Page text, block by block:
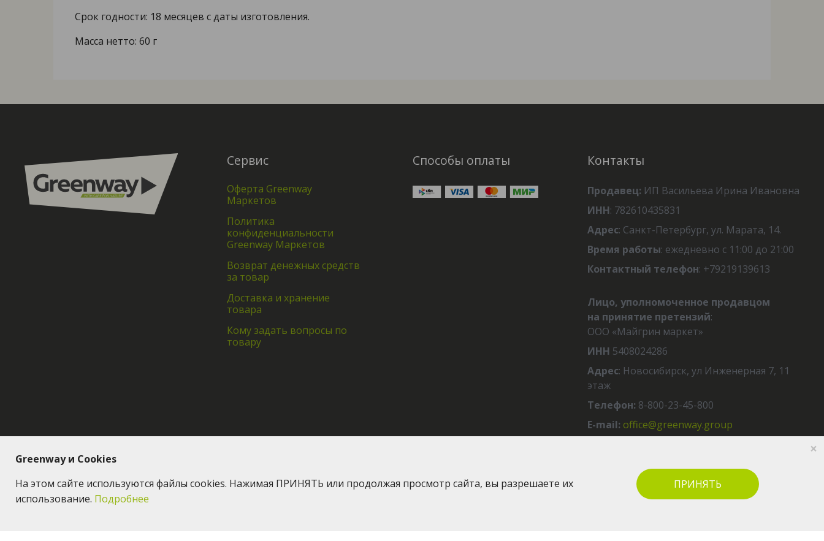
Greenway и Cookies
На этом сайте используются файлы cookies. Нажимая ПРИНЯТЬ или продолжая просмотр сайта, вы разрешаете их
использование. Подробнее
ПРИНЯТЬ
×
Срок годности: 18 месяцев с даты изготовления.
Масса нетто: 60 г
Сервис
Оферта Greenway
Маркетов
Политика
конфиденциальности
Greenway Маркетов
Возврат денежных средств
за товар
Доставка и хранение
товара
Кому задать вопросы по
товару
Способы оплаты Контакты
Продавец: ИП Васильева Ирина Ивановна
ИНН: 782610435831
Адрес: Санкт-Петербург, ул. Марата, 14.
Время работы: ежедневно с 11:00 до 21:00
Контактный телефон: +79219139613
Лицо, уполномоченное продавцом
на принятие претензий:
ООО «Майгрин маркет»
ИНН 5408024286
Адрес: Новосибирск, ул Инженерная 7, 11
этаж
Телефон: 8-800-23-45-800
E-mail: office@greenway.group